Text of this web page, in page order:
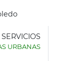
SERVICIOS
URBANAS